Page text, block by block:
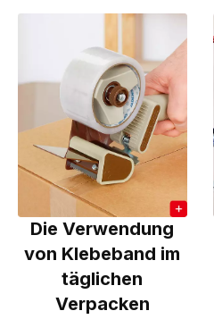
Die Verwendung
von Klebeband im
täglichen
Verpacken